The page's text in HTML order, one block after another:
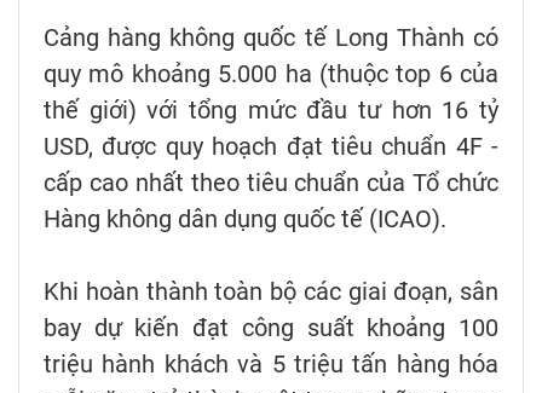
Cảng hàng không quốc tế Long Thành có
quy mô khoảng 5.000 ha (thuộc top 6 của
thế giới) với tổng mức đầu tư hơn 16 tỷ
USD, được quy hoạch đạt tiêu chuẩn 4F -
cấp cao nhất theo tiêu chuẩn của Tổ chức
Hàng không dân dụng quốc tế (ICAO).
Khi hoàn thành toàn bộ các giai đoạn, sân
bay dự kiến đạt công suất khoảng 100
triệu hành khách và 5 triệu tấn hàng hóa